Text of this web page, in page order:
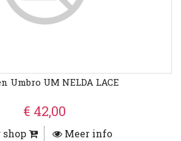
Umbro UM NELDA LACE
€ 42,00
shop Meer info